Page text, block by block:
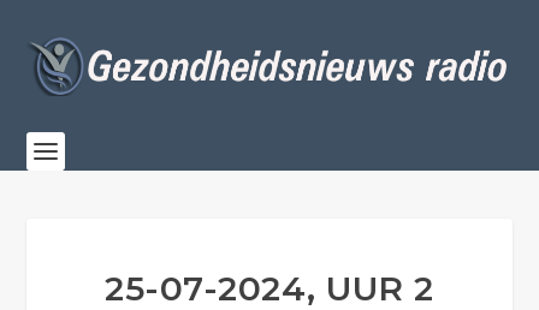
25-07-2024, UUR 2